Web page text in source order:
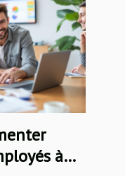
à